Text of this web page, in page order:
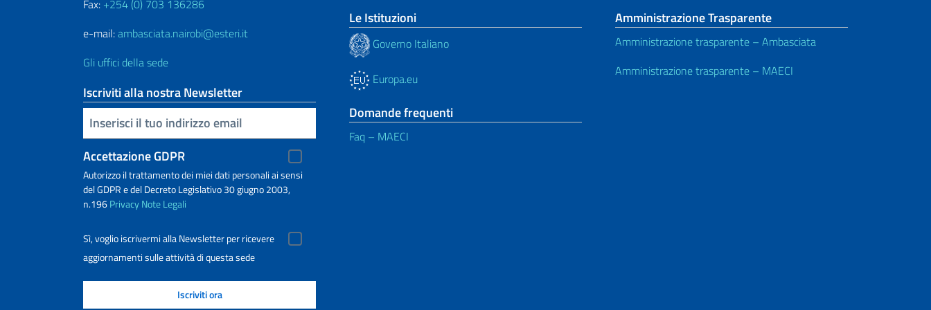
Fax: +254 (0) 703 136286
e-mail:ambasciata.nairobi@esteri.it
Gli uffici della sede
Iscriviti alla nostra Newsletter
Inserisci la tua email
Accettazione GDPR
Autorizzo il trattamento dei miei dati personali ai sensi
del GDPR e del Decreto Legislativo 30 giugno 2003,
n.196PrivacyNote Legali
Sì, voglio iscrivermi alla Newsletter per ricevere
aggiornamenti sulle attività di questa sede
Le Istituzioni
Governo Italiano
Europa.eu
Domande frequenti
Faq – MAECI
Amministrazione Trasparente
Amministrazione trasparente – Ambasciata
Amministrazione trasparente – MAECI